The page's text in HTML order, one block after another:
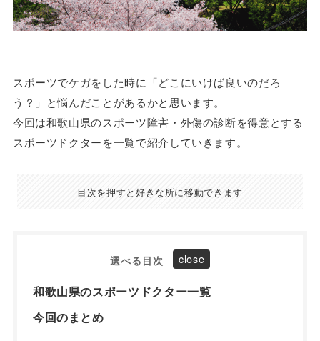
スポーツでケガをした時に「どこにいけば良いのだろ
う？」と悩んだことがあるかと思います。
今回は和歌山県のスポーツ障害・外傷の診断を得意とする
スポーツドクターを一覧で紹介していきます。
目次を押すと好きな所に移動できます
選べる目次
和歌山県のスポーツドクター一覧
今回のまとめ